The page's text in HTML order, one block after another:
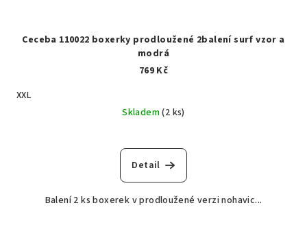
Ceceba 110022 boxerky prodloužené 2balení surf vzor a
modrá
769 Kč
XXL
Skladem(2 ks)
Detail
Balení 2 ks boxerek v prodloužené verzi nohavic...